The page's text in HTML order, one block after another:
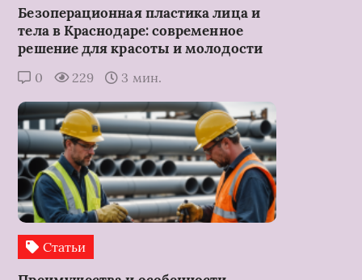
Безоперационная пластика лица и
тела в Краснодаре: современное
решение для красоты и молодости
0 229 3 мин.
Статьи